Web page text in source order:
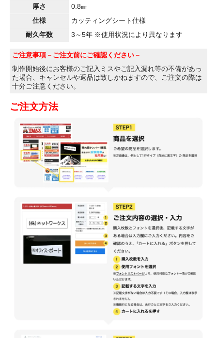
厚さ
0.8㎜
仕様
カッティングシート仕様
耐久年数
3～5年 ※使用状況により異なります
ご注意事項 －ご注文前にご確認ください－
制作開始後にお客様のご記入ミスやご記入漏れ等の不備があっ
た場合、キャンセルや返品は致しかねますので、ご注文の際は
十分ご注意ください。
ご注文方法